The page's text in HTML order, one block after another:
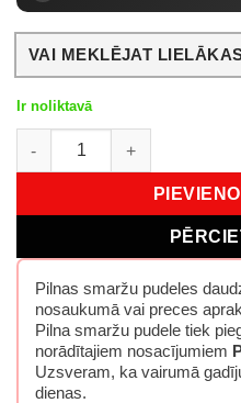
VAI MEKLĒJAT
Ir noliktavā
Afnan Supremacy Pink EDP
Pilnas smaržu pudeles
nosaukumā vai preces
Pilna smaržu pudele tiek
norādītajiem nosacījumiem
Uzsveram, ka vairumā
dienas.